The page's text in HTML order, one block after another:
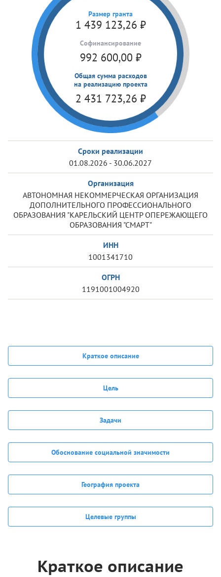
Размер гранта
1 439 123,26 ₽
Cофинансирование
992 600,00 ₽
Общая сумма расходов
на реализацию проекта
2 431 723,26 ₽
Сроки реализации
01.08.2026 - 30.06.2027
Организация
АВТОНОМНАЯ НЕКОММЕРЧЕСКАЯ ОРГАНИЗАЦИЯ
ДОПОЛНИТЕЛЬНОГО ПРОФЕССИОНАЛЬНОГО
ОБРАЗОВАНИЯ "КАРЕЛЬСКИЙ ЦЕНТР ОПЕРЕЖАЮЩЕГО
ОБРАЗОВАНИЯ "СМАРТ"
ИНН
1001341710
ОГРН
1191001004920
Краткое описание
Цель
Задачи
Обоснование социальной значимости
География проекта
Целевые группы
Краткое описание